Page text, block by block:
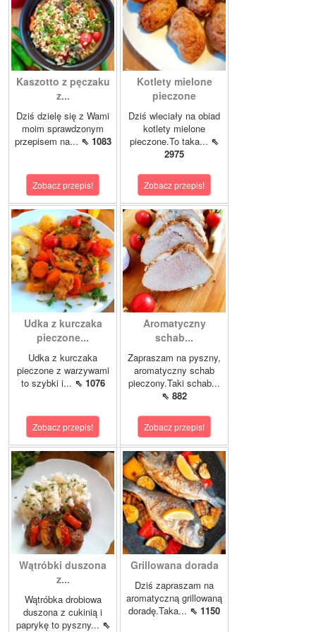
Kaszotto z pęczaku
z...
Dziś dzielę się z Wami
moim sprawdzonym
przepisem na... ⇖ 1083
Zobacz przepis!
Kotlety mielone
pieczone
Dziś wleciały na obiad
kotlety mielone
pieczone.To taka... ⇖
2975
Zobacz przepis!
Udka z kurczaka
pieczone...
Udka z kurczaka
pieczone z warzywami
to szybki i... ⇖ 1076
Zobacz przepis!
Aromatyczny
schab...
Zapraszam na pyszny,
aromatyczny schab
pieczony.Taki schab...
⇖ 882
Zobacz przepis!
Wątróbki duszona
z...
Wątróbka drobiowa
duszona z cukinią i
paprykę to pyszny... ⇖
Grillowana dorada
Dziś zapraszam na
aromatyczną grillowaną
doradę.Taka... ⇖ 1150